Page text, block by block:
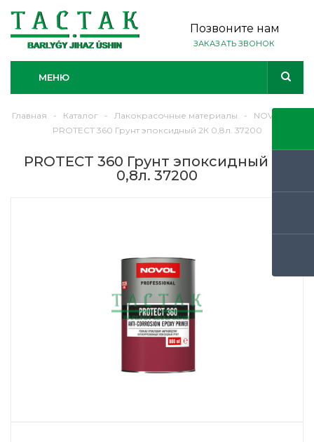
Позвоните нам
ЗАКАЗАТЬ ЗВОНОК
МЕНЮ
Главная - Каталог - Лакокрасочные материалы - NOVOL
PROTECT 360 Грунт эпоксидный 2К 0,8л. 37200
PROTECT 360 Грунт эпоксидный 2К
0,8л. 37200